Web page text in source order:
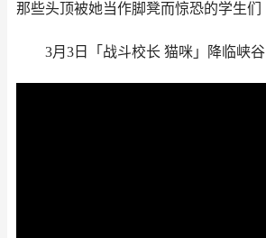
那些头顶被她当作脚凳而惊恐的学生们
3月3日「战斗校长 猫咪」降临峡谷